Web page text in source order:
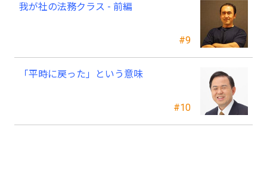
#9
我が社の法務クラス - 前編
#10
「平時に戻った」という意味